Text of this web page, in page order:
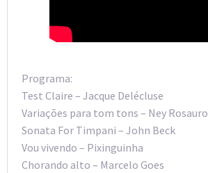
Programa:
Test Claire – Jacque Delécluse
Variações para tom tons – Ney Rosauro
Sonata For Timpani – John Beck
Vou vivendo – Pixinguinha
Chorando alto – Marcelo Goes